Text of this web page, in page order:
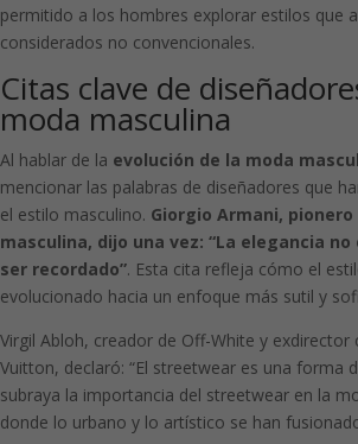
permitido a los hombres explorar estilos que
considerados no convencionales.
Citas clave de
moda masculina
Al hablar de la evolución de la moda
mencionar las palabras de diseñadores que
el estilo masculino. Giorgio Armani,
masculina, dijo una vez: “La elegancia
ser recordado”. Esta cita refleja cómo el
evolucionado hacia un enfoque más sutil y
Virgil Abloh, creador de Off-White y exdirector
Vuitton, declaró: “El streetwear es una forma
subraya la importancia del streetwear en la
donde lo urbano y lo artístico se han